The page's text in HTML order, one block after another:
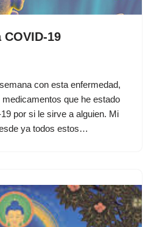
19
con esta enfermedad,
que he estado
por si le sirve a alguien. Mi
ya todos estos…